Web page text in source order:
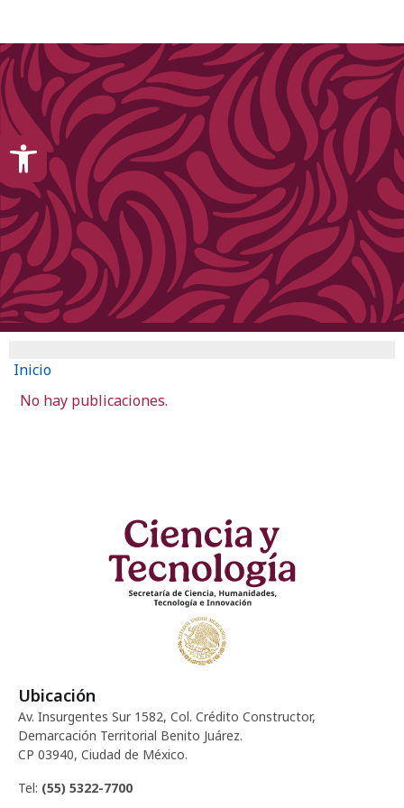
Inicio
No hay publicaciones.
Ubicación
Av. Insurgentes Sur 1582, Col. Crédito Constructor,
Demarcación Territorial Benito Juárez.
CP 03940, Ciudad de México.
Tel: (55) 5322-7700
Open toolbar